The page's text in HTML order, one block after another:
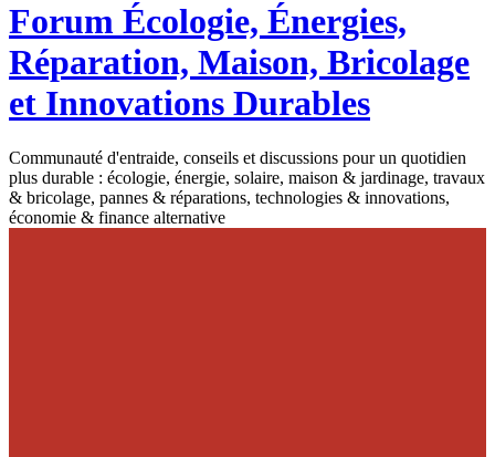
Forum Écologie, Énergies,
Réparation, Maison, Bricolage
et Innovations Durables
Communauté d'entraide, conseils et discussions pour un quotidien
plus durable : écologie, énergie, solaire, maison & jardinage, travaux
& bricolage, pannes & réparations, technologies & innovations,
économie & finance alternative